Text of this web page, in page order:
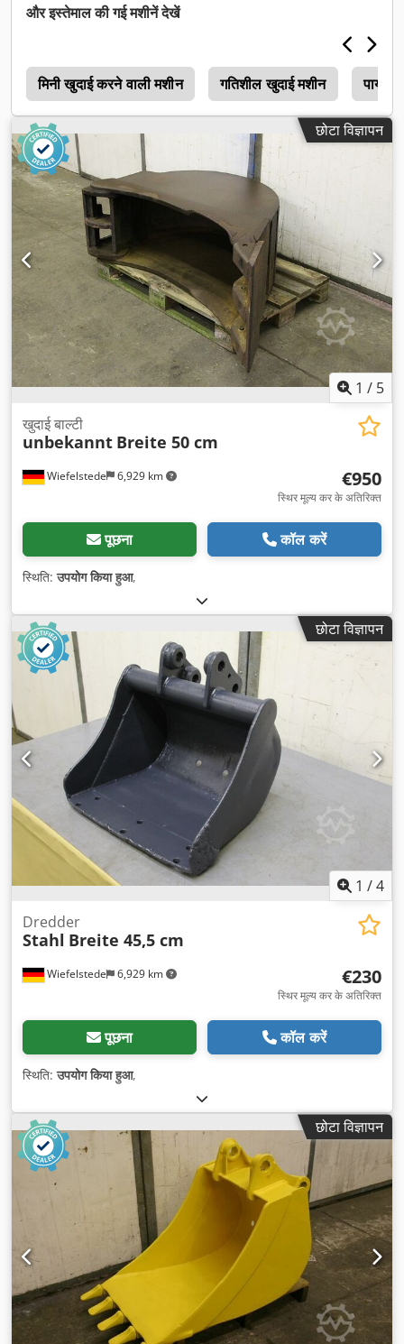
और इस्तेमाल की गई मशीनें देखें
मिनी खुदाई करने वाली मशीन गतिशील खुदाई मशीन
छोटा विज्ञापन
1 / 5
Wiefelstede 6,929 km
खुदाई बाल्टी
unbekannt Breite 50 cm
€950
स्थिर मूल्य कर के अतिरिक्त
पूछना कॉल करें
स्थिति:उपयोग किया हुआ,
छोटा विज्ञापन
1 /4
Wiefelstede 6,929 km
Dredder
Stahl Breite 45,5 cm
€230
स्थिर मूल्य कर के अतिरिक्त
पूछना कॉल करें
स्थिति:उपयोग किया हुआ,
छोटा विज्ञापन